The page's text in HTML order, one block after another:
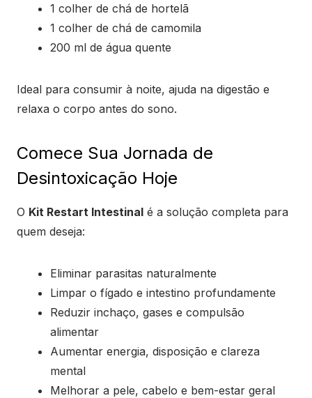
1 colher de chá de hortelã
1 colher de chá de camomila
200 ml de água quente
Ideal para consumir à noite, ajuda na digestão e
relaxa o corpo antes do sono.
Comece Sua Jornada de
Desintoxicação Hoje
O Kit Restart Intestinal é a solução completa para
quem deseja:
Eliminar parasitas naturalmente
Limpar o fígado e intestino profundamente
Reduzir inchaço, gases e compulsão
alimentar
Aumentar energia, disposição e clareza
mental
Melhorar a pele, cabelo e bem-estar geral